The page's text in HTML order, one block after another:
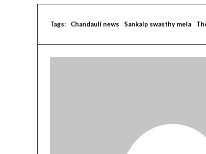
Tags: Chandauli news Sankalp swasthy mela